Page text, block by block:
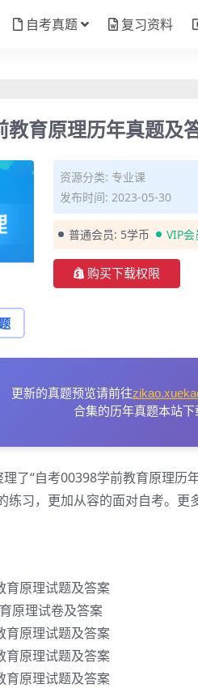
自考真题 复习资料
育原理历年真题及
资源分类: 专业课
发布时间: 2023-05-30
普通会员: 5学币 VIP会
购买下载权限
更新的真题预览请前往
合集的历年真题本站下
了“自考00398学前教育原理历
练习，更加从容的面对自考。
育原理试题及答案
原理试卷及答案
育原理试题及答案
育原理试题及答案
育原理试题及答案